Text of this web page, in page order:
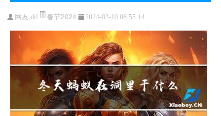
网友:dtl 春节2024 2024-02-10 08:55:14